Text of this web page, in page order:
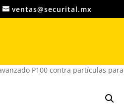
ventas@securital.mx
P100 contra partículas